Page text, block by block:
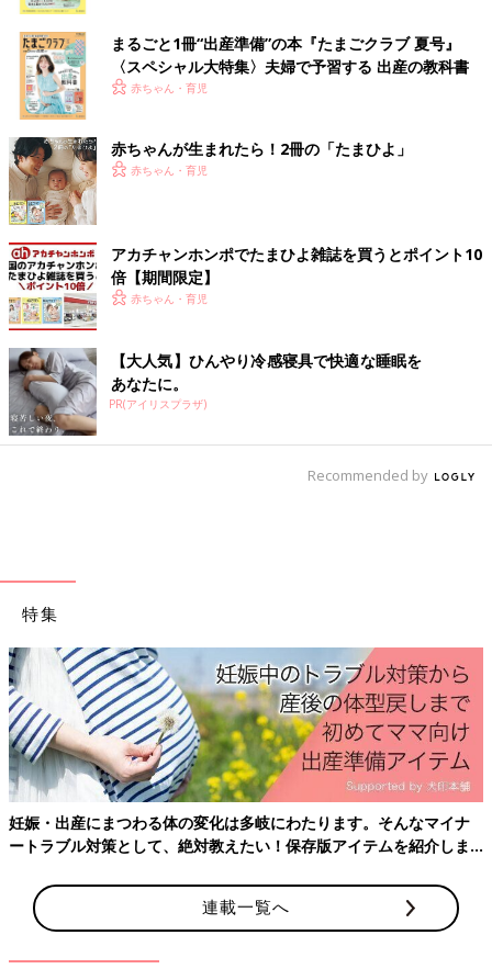
い。（秋田県／産後6ヶ月のママ）
産後1年4ヶ月のママ）
公式サイトで見る
3位 アカチャンホンポ アカチャンホンポ オリジナル
着まわししやすい飽きのこないデザインが豊富。「色違いでそろ
えた」という声も多数。季節に合わせてさまざまな素材のウエア
まるごと1冊“出産準備”の本『たまごクラブ 夏号』
〈スペシャル大特集〉夫婦で予習する 出産の教科書
赤ちゃん・育児
赤ちゃんが生まれたら！2冊の「たまひよ」
赤ちゃん・育児
アカチャンホンポでたまひよ雑誌を買うとポイント10
倍【期間限定】
赤ちゃん・育児
【大人気】ひんやり冷感寝具で快適な睡眠を
あなたに。
PR(アイリスプラザ)
Recommended by
特集
妊娠・出産にまつわる体の変化は多岐にわたります。そんなマイナ
ートラブル対策として、絶対教えたい！保存版アイテムを紹介しま
連載一覧へ